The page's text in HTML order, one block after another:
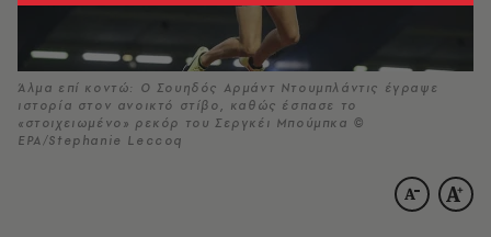
Άλμα επί κοντώ: Ο Σουηδός Αρμάντ Ντουμπλάντις έγραψε
ιστορία στον ανοικτό στίβο, καθώς έσπασε το
«στοιχειωμένο» ρεκόρ του Σεργκέι Μπούμπκα ©
EPA/Stephanie Leccoq